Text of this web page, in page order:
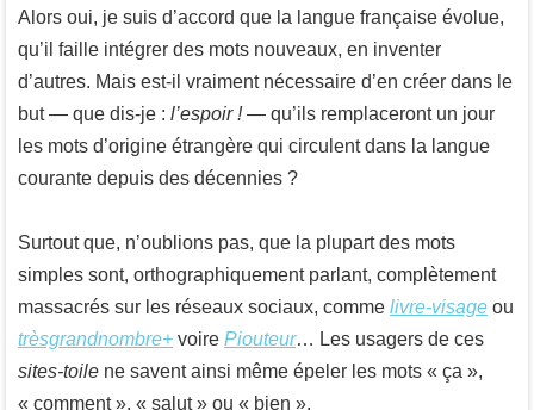
Alors oui, je suis d’accord que la langue française évolue,
qu’il faille intégrer des mots nouveaux, en inventer
d’autres. Mais est-il vraiment nécessaire d’en créer dans le
but — que dis-je : l’espoir !— qu’ils remplaceront un jour
les mots d’origine étrangère qui circulent dans la langue
courante depuis des décennies ?
Surtout que, n’oublions pas, que la plupart des mots
simples sont, orthographiquement parlant, complètement
massacrés sur les réseaux sociaux, comme livre-visage ou
trèsgrandnombre+ voire Piouteur… Les usagers de ces
sites-toile ne savent ainsi même épeler les mots « ça »,
« comment », « salut » ou « bien ».